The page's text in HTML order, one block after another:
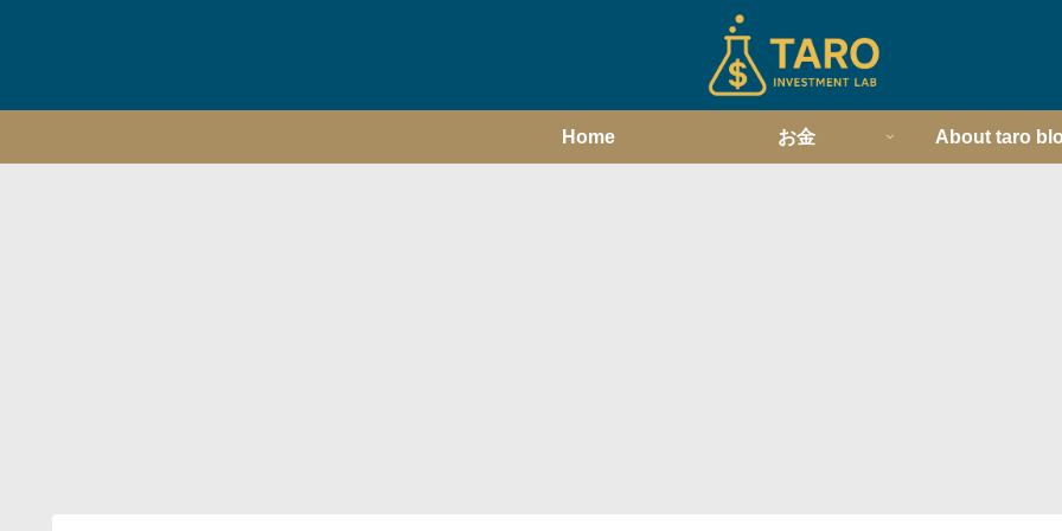
Home お金 About taro